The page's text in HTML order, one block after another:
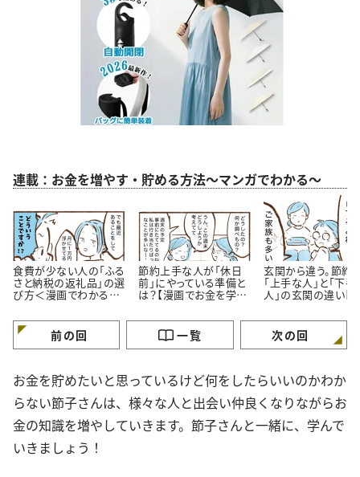
連載：お金を増やす・貯める方法～マンガでわかる～
食費が少ない人の「ふる
さと納税の返礼品」の選
び方＜漫画でわかるお
節約上手な人が「休日
前」にやっている準備と
は？【漫画でお金を学
玄関から違う。節約
「上手な人」と「下
人」の玄関の違い【
前の回 一覧 次の回
お金を貯めたいと思っているけど何をしたらいいのかわか
らない節子さんは、様々な人と出会い仲良くなりながらお
金の知識を増やしていきます。節子さんと一緒に、学んで
いきましょう！